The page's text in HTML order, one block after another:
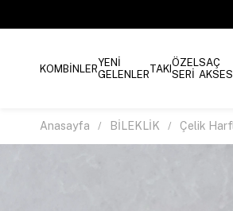
KOMBİNLERYENİ
GELENLERTAKIÖZEL
SERİ
SAÇ
Anasayfa BİLEKLİK Çelik